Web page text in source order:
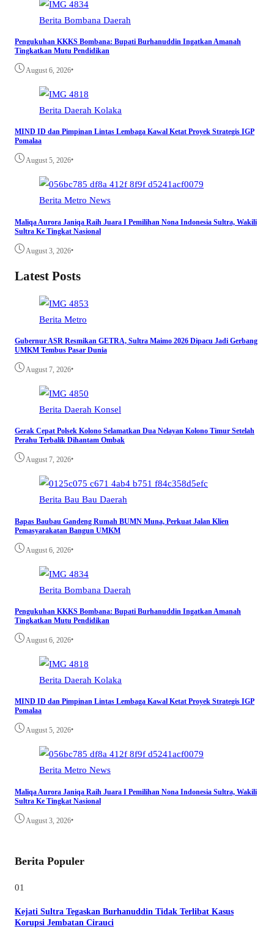
Berita Bombana Daerah
Pengukuhan KKKS Bombana: Bupati Burhanuddin Ingatkan Amanah
Tingkatkan Mutu Pendidikan
August 6, 2026•
Berita Daerah Kolaka
MIND ID dan Pimpinan Lintas Lembaga Kawal Ketat Proyek Strategis IGP
Pomalaa
August 5, 2026•
Berita Metro News
Maliqa Aurora Janiqa Raih Juara I Pemilihan Nona Indonesia Sultra, Wakili
Sultra Ke Tingkat Nasional
August 3, 2026•
Latest Posts
Berita Metro
Gubernur ASR Resmikan GETRA, Sultra Maimo 2026 Dipacu Jadi Gerbang
UMKM Tembus Pasar Dunia
August 7, 2026•
Berita Daerah Konsel
Gerak Cepat Polsek Kolono Selamatkan Dua Nelayan Kolono Timur Setelah
Perahu Terbalik Dihantam Ombak
August 7, 2026•
Berita Bau Bau Daerah
Bapas Baubau Gandeng Rumah BUMN Muna, Perkuat Jalan Klien
Pemasyarakatan Bangun UMKM
August 6, 2026•
Berita Bombana Daerah
Pengukuhan KKKS Bombana: Bupati Burhanuddin Ingatkan Amanah
Tingkatkan Mutu Pendidikan
August 6, 2026•
Berita Daerah Kolaka
MIND ID dan Pimpinan Lintas Lembaga Kawal Ketat Proyek Strategis IGP
Pomalaa
August 5, 2026•
Berita Metro News
Maliqa Aurora Janiqa Raih Juara I Pemilihan Nona Indonesia Sultra, Wakili
Sultra Ke Tingkat Nasional
August 3, 2026•
Berita Populer
01
Kejati Sultra Tegaskan Burhanuddin Tidak Terlibat Kasus
Korupsi Jembatan Cirauci